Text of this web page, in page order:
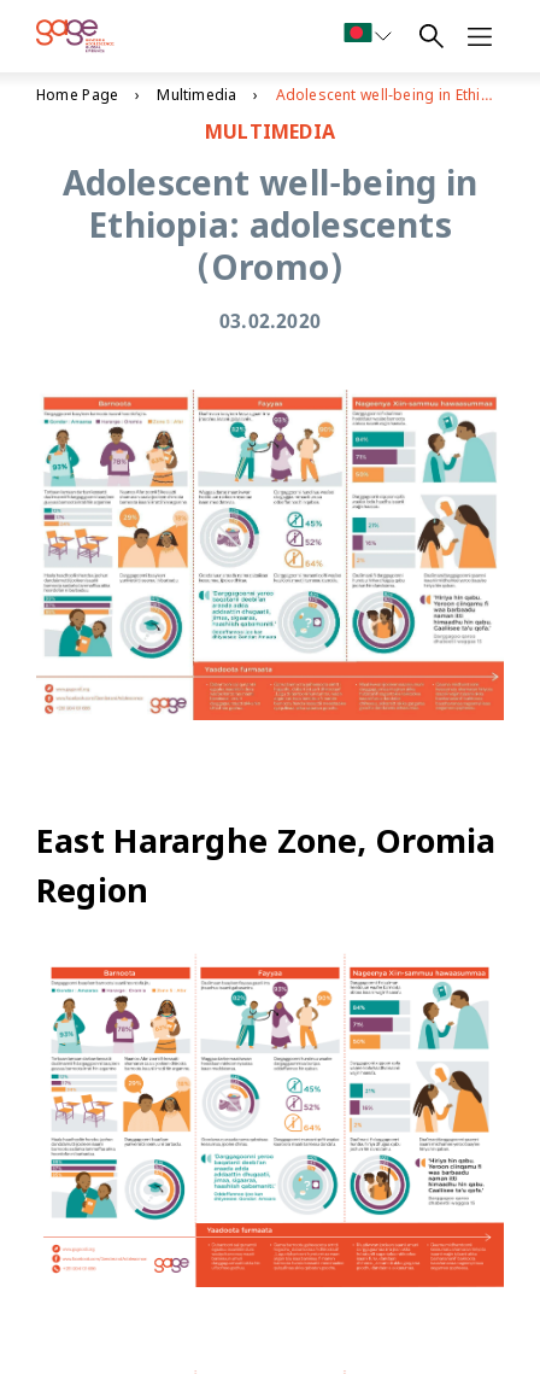
Home Page Multimedia Adolescent well-being in Ethiopia: adolescents (Oromo)
MULTIMEDIA
Adolescent well-being in
Ethiopia: adolescents
(Oromo)
03.02.2020
East Hararghe Zone, Oromia
Region